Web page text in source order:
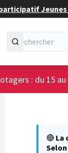
Jeunes
: du 15
🔴 La